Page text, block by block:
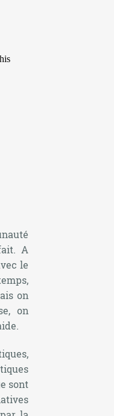
A
le
on
on
sont